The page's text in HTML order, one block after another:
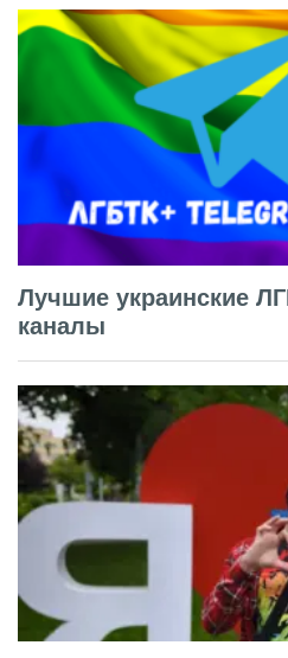
Лучшие украинские
каналы